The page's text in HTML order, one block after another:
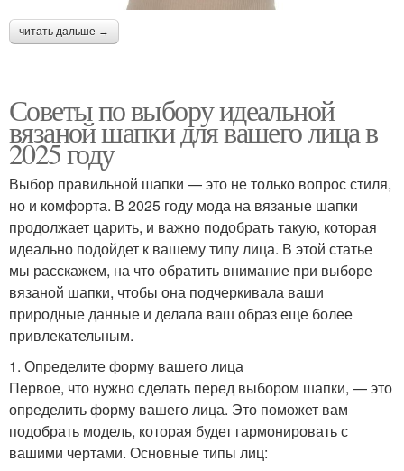
читать дальше →
Советы по выбору идеальной
вязаной шапки для вашего лица в
2025 году
Выбор правильной шапки — это не только вопрос стиля,
но и комфорта. В 2025 году мода на вязаные шапки
продолжает царить, и важно подобрать такую, которая
идеально подойдет к вашему типу лица. В этой статье
мы расскажем, на что обратить внимание при выборе
вязаной шапки, чтобы она подчеркивала ваши
природные данные и делала ваш образ еще более
привлекательным.
1. Определите форму вашего лица
Первое, что нужно сделать перед выбором шапки, — это
определить форму вашего лица. Это поможет вам
подобрать модель, которая будет гармонировать с
вашими чертами. Основные типы лиц: